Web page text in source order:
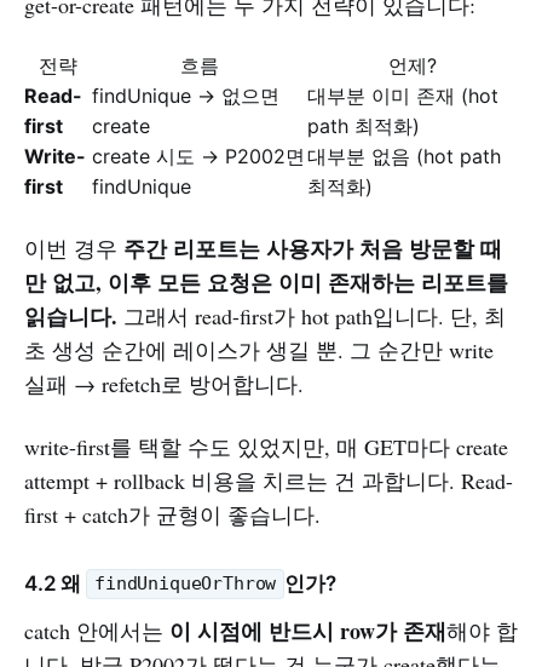
전략 흐름
언제?
Read-
first
findUnique → 없으면
create
대부분 이미 존재 (hot
path 최적화)
Write-
first
create 시도 → P2002면
findUnique
대부분 없음 (hot path
최적화)
이번 경우 주간 리포트는 사용자가 처음 방문할 때
만 없고, 이후 모든 요청은 이미 존재하는 리포트를
읽습니다. 그래서 read-first가 hot path입니다. 단, 최
초 생성 순간에 레이스가 생길 뿐. 그 순간만 write
실패 → refetch로 방어합니다.
write-first를 택할 수도 있었지만, 매 GET마다 create
attempt + rollback 비용을 치르는 건 과합니다. Read-
first + catch가 균형이 좋습니다.
4.2 왜 findUniqueOrThrow 인가?
catch 안에서는 이 시점에 반드시 row가 존재해야 합